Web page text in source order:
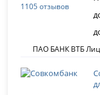
1105 отзывов
ПАО БАНК ВТБ